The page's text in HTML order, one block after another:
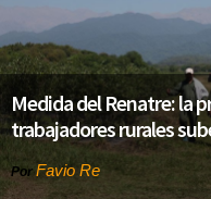
Medida del Renatre: la
trabajadores rurales
Por Favio Re